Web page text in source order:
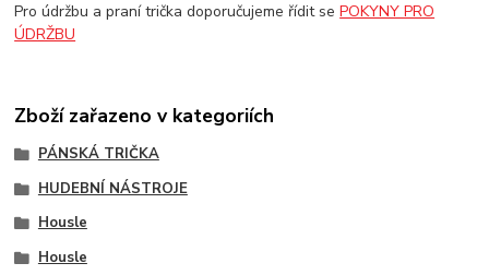
Pro údržbu a praní trička doporučujeme řídit sePOKYNY PRO
ÚDRŽBU
Zboží zařazeno v kategoriích
PÁNSKÁ TRIČKA
HUDEBNÍ NÁSTROJE
Housle
Housle